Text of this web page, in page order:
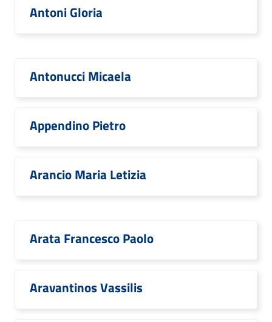
Antoni Gloria
Antonucci Micaela
Appendino Pietro
Arancio Maria Letizia
Arata Francesco Paolo
Aravantinos Vassilis